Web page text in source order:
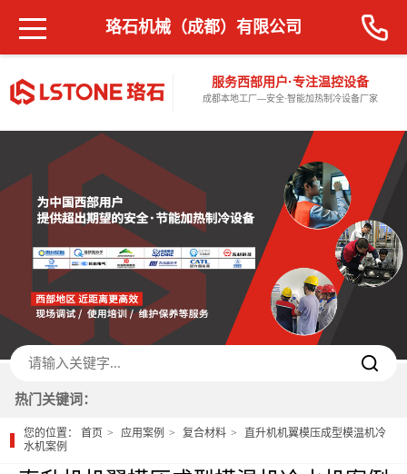
服务西部用户·专注温控设备
成都本地工厂—安全·智能加热制冷设备厂家
珞石机械（成都）有限公司
热门关键词：
您的位置：首页 应用案例 复合材料
直升机机翼模压成型模温机冷
水机案例